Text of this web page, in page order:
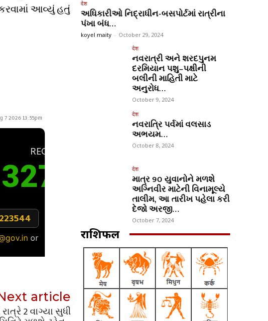
આવ્યું હતું
article
2 વાગ્યા સુધી
देश
અધિકારીઓ નિદ્રાધીન-બસપોર્ટમાં રાત્રીના
પંખા બંધ…
koyel maity - October 29, 2024
देश
નવરાત્રી અને શરદપુનમ
દરમિયાન પશુ–પક્ષીની
બલીની માહિતી માટે
અનુરોધ…
October 9, 2024
देश
નવરાત્રિ પર્વમાં વલસાડ
અભયમ…
October 8, 2024
देश
માત્ર 90 યુવાનોને મળશે
અગ્નિવીર માટેની વિનામૂલ્યે
તાલીમ, આ તારીખ પહેલા કરી
દેજો અરજી…
October 7, 2024
राशिफल